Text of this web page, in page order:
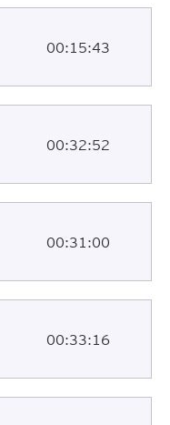
00:15:43
00:32:52
00:31:00
00:33:16